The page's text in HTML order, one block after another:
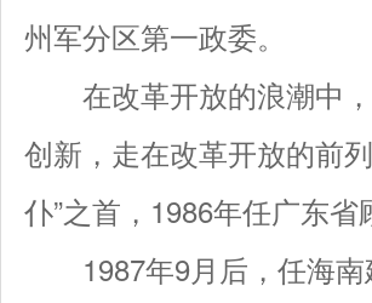
州军分区第一政委。
在改革开放的浪潮中，
创新，走在改革开放的前
仆”之首，1986年任广东
1987年9月后，任海南